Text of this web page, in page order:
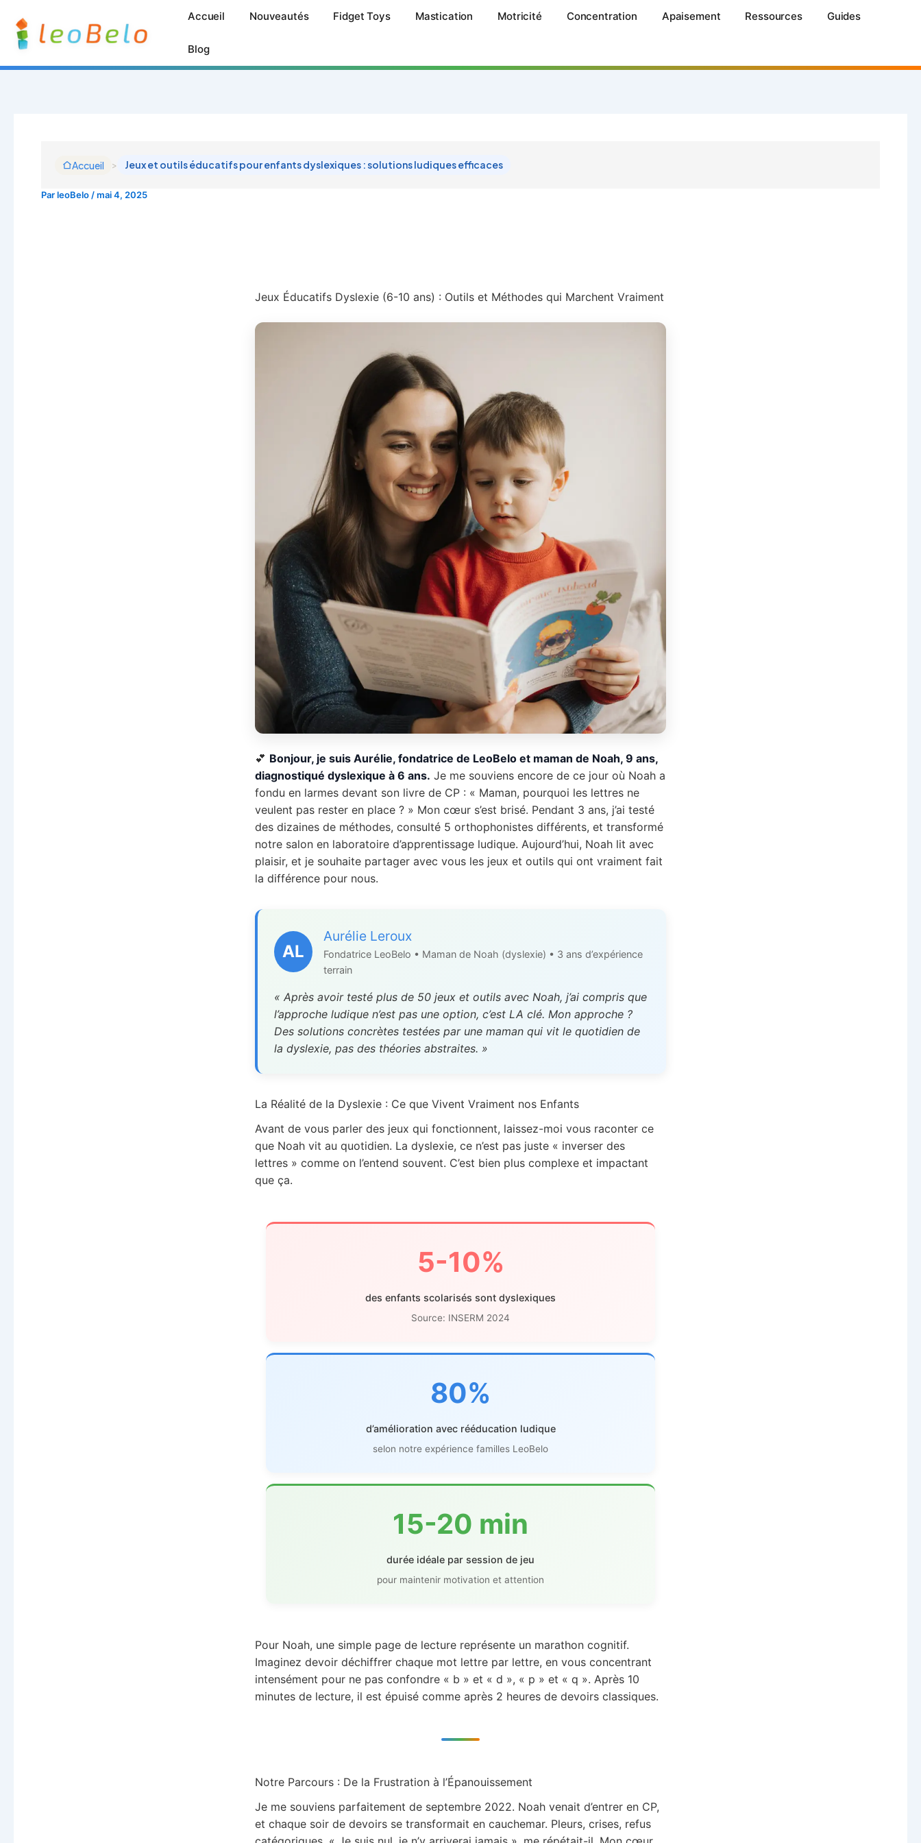
contenu
Accueil Nouveautés Fidget Toys Mastication Motricité Concentration Apaisement Ressources Guides
Blog
Accueil > Jeux et outils éducatifs pour enfants dyslexiques : solutions ludiques efficaces
ParleoBelo /mai 4, 2025
Jeux Éducatifs Dyslexie (6-10 ans) : Outils et Méthodes qui Marchent Vraiment
💕 Bonjour, je suis Aurélie, fondatrice de LeoBelo et maman de Noah, 9 ans,
diagnostiqué dyslexique à 6 ans. Je me souviens encore de ce jour où Noah a
fondu en larmes devant son livre de CP : « Maman, pourquoi les lettres ne
veulent pas rester en place ? » Mon cœur s’est brisé. Pendant 3 ans, j’ai testé
des dizaines de méthodes, consulté 5 orthophonistes différents, et transformé
notre salon en laboratoire d’apprentissage ludique. Aujourd’hui, Noah lit avec
plaisir, et je souhaite partager avec vous les jeux et outils qui ont vraiment fait
la différence pour nous.
AL
Aurélie Leroux
Fondatrice LeoBelo • Maman de Noah (dyslexie) • 3 ans d’expérience
terrain
« Après avoir testé plus de 50 jeux et outils avec Noah, j’ai compris que
l’approche ludique n’est pas une option, c’est LA clé. Mon approche ?
Des solutions concrètes testées par une maman qui vit le quotidien de
la dyslexie, pas des théories abstraites. »
La Réalité de la Dyslexie : Ce que Vivent Vraiment nos Enfants
Avant de vous parler des jeux qui fonctionnent, laissez-moi vous raconter ce
que Noah vit au quotidien. La dyslexie, ce n’est pas juste « inverser des
lettres » comme on l’entend souvent. C’est bien plus complexe et impactant
que ça.
5-10%
des enfants scolarisés sont dyslexiques
Source: INSERM 2024
80%
d’amélioration avec rééducation ludique
selon notre expérience familles LeoBelo
15-20 min
durée idéale par session de jeu
pour maintenir motivation et attention
Pour Noah, une simple page de lecture représente un marathon cognitif.
Imaginez devoir déchiffrer chaque mot lettre par lettre, en vous concentrant
intensément pour ne pas confondre « b » et « d », « p » et « q ». Après 10
minutes de lecture, il est épuisé comme après 2 heures de devoirs classiques.
Notre Parcours : De la Frustration à l’Épanouissement
Je me souviens parfaitement de septembre 2022. Noah venait d’entrer en CP,
et chaque soir de devoirs se transformait en cauchemar. Pleurs, crises, refus